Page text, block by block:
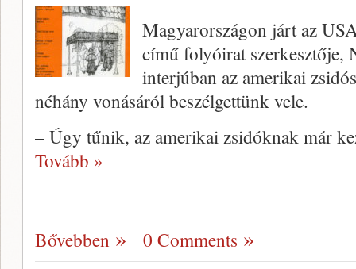
Magyarországon járt az
című folyóirat szerkesztője,
interjúban az amerikai
néhány vonásáról beszélgettünk vele.
– Úgy tűnik, az amerikai zsidóknak már
Tovább »
Bővebben 0 Comments